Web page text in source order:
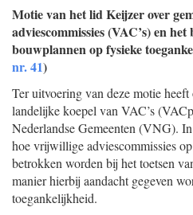
Motie van het lid Keijzer over
adviescommissies (VAC’s) en
bouwplannen op fysieke
nr. 41)
Ter uitvoering van deze motie
landelijke koepel van VAC’s
Nederlandse Gemeenten (VNG).
hoe vrijwillige adviescommissies
betrokken worden bij het toetsen
manier hierbij aandacht gegeven
toegankelijkheid.